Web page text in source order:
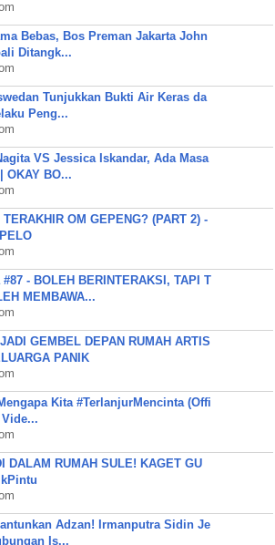
Bebas, Bos Preman Jakarta John
Ditangk...
Tunjukkan Bukti Air Keras da
Peng...
VS Jessica Iskandar, Ada Masa
OKAY BO...
TERAKHIR OM GEPENG? (PART 2) -
- BOLEH BERINTERAKSI, TAPI T
MEMBAWA...
GEMBEL DEPAN RUMAH ARTIS
PANIK
Kita #TerlanjurMencinta (Offi
DALAM RUMAH SULE! KAGET GU
Adzan! Irmanputra Sidin Je
Is...